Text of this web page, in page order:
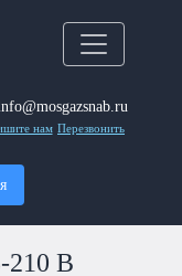
нам Перезвонить
В